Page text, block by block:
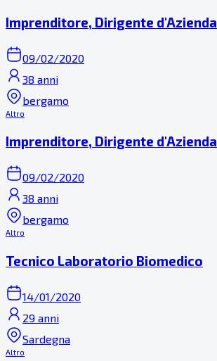
Imprenditore, Dirigente d'Azienda
09/02/2020
38 anni
bergamo
Altro
Imprenditore, Dirigente d'Azienda
09/02/2020
38 anni
bergamo
Altro
Tecnico Laboratorio Biomedico
14/01/2020
29 anni
Sardegna
Altro